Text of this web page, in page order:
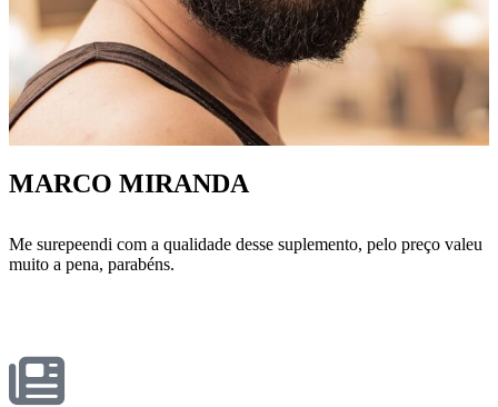
MARCO MIRANDA
Me surepeendi com a qualidade desse suplemento, pelo preço valeu
muito a pena, parabéns.